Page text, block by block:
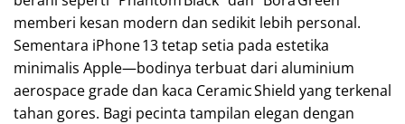
memberi kesan modern dan sedikit lebih personal.
Sementara iPhone 13 tetap setia pada estetika
minimalis Apple—bodinya terbuat dari aluminium
aerospace grade dan kaca Ceramic Shield yang terkenal
tahan gores. Bagi pecinta tampilan elegan dengan